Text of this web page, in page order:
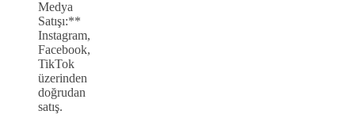
Medya
Satışı:**
Instagram,
Facebook,
TikTok
üzerinden
doğrudan
satış.